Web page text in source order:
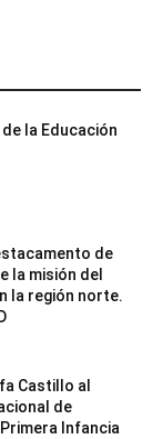
la Educación
de
la misión del
la región norte.
Castillo al
de
Infancia